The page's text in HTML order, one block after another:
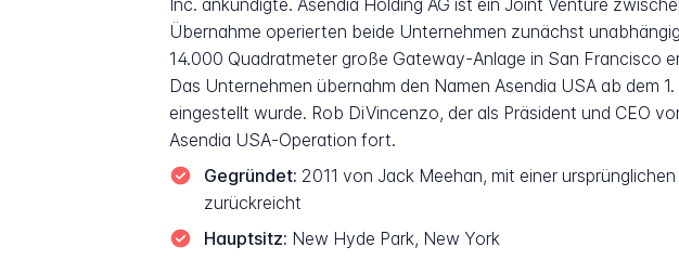
Inc. ankündigte. Asendia Holding AG ist ein Joint Venture
Übernahme operierten beide Unternehmen zunächst
14.000 Quadratmeter große Gateway-Anlage in San
Das Unternehmen übernahm den Namen Asendia USA ab dem
eingestellt wurde. Rob DiVincenzo, der als Präsident und CEO
Asendia USA-Operation fort.
Gegründet: 2011 von Jack Meehan, mit einer
zurückreicht
Hauptsitz: New Hyde Park, New York